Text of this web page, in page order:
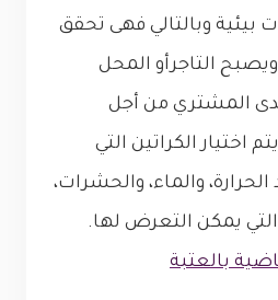
بيئية وبالتالي فهى تحقق
ويصبح التاجرأو المحل
المشتري من أجل
اختيار الكراتين التي
والماء، والحشرات،
يمكن التعرض لها.
بالعتبة